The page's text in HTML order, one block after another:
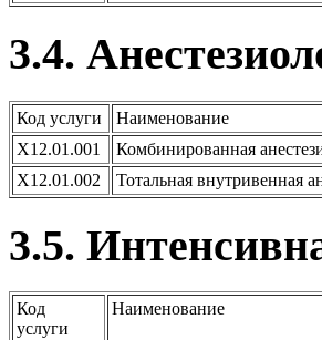
3.4.
Код услуги
Наименование
X12.01.001
Комбинированная
X12.01.002
Тотальная внутривенная
3.5.
Код
услуги
Наименование